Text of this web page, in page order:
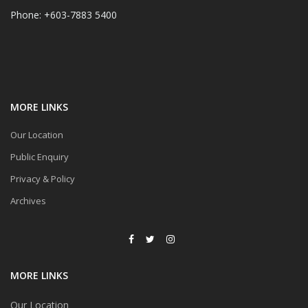
Phone: +603-7883 5400
MORE LINKS
Our Location
Public Enquiry
Privacy & Policy
Archives
MORE LINKS
Our Location